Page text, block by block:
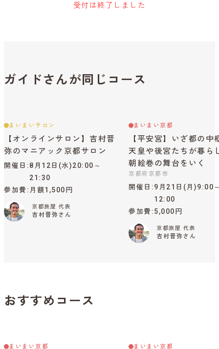
受付は終了しました
ガイドさんが同じコース
まいまいサロン
【オンラインサロン】吉村晋
弥のマニアック京都サロン
開催日
8月12日(水)20:00～
21:30
参加費
月額1,500円
京都旅屋 代表
吉村晋弥さん
まいまい京都
【平安宮】いざ都の中
天皇や後宮たちが暮ら
朝絵巻の舞台をいく
京都府京都市
開催日
9月21日(月)9:00
12:00
参加費 5,000円
京都旅屋 代表
吉村晋弥さん
おすすめコース
まいまい京都 まいまい京都